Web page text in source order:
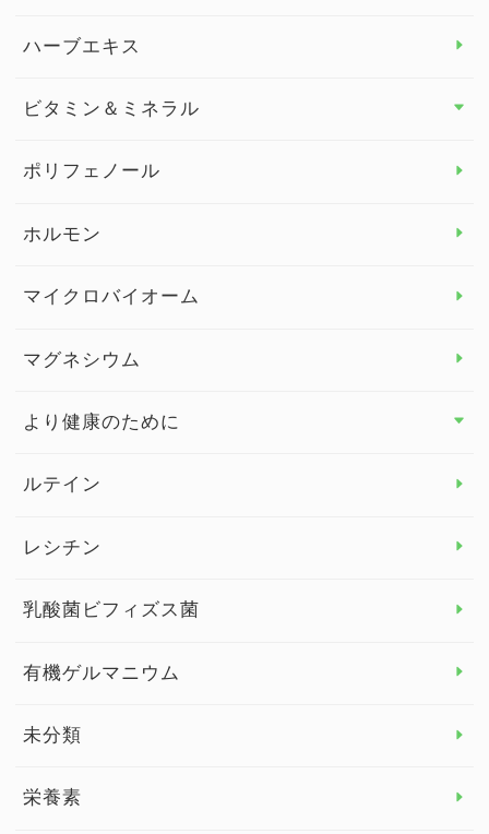
健康セミナー
ダイエット トップ
ハーブエキス
ビタミン＆ミネラル
ビタミン＆ミネラル トップ
ビタミンE
ポリフェノール
ホルモン
マイクロバイオーム
マグネシウム
より健康のために
より健康のために トップ
眼の健康
睡眠
ルテイン
レシチン
乳酸菌ビフィズス菌
有機ゲルマニウム
未分類
栄養素